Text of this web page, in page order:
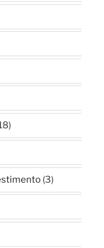
(3)